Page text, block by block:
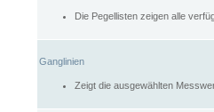
Die Pegellisten zeigen alle
Ganglinien
Zeigt die ausgewählten